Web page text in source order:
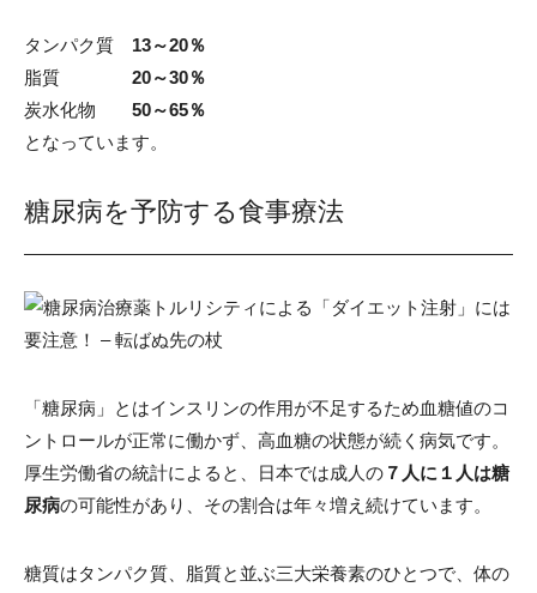
タンパク質 13～20％
脂質 20～30％
炭水化物 50～65％
となっています。
糖尿病を予防する食事療法
「糖尿病」とはインスリンの作用が不足するため血糖値のコ
ントロールが正常に働かず、高血糖の状態が続く病気です。
厚生労働省の統計によると、日本では成人の ７人に１人は糖
尿病の可能性があり、その割合は年々増え続けています。
糖質はタンパク質、脂質と並ぶ三大栄養素のひとつで、体の